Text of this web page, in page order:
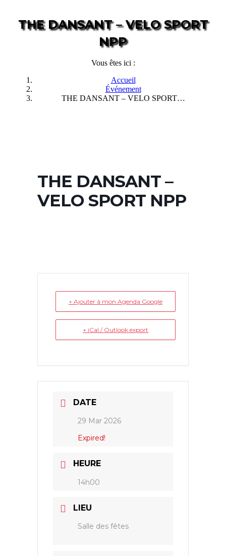
THE DANSANT – VELO SPORT
NPP
Vous êtes ici :
Accueil
Événement
THE DANSANT – VELO SPORT…
THE DANSANT –
VELO SPORT NPP
+ Ajouter à mon Agenda Google
+ iCal / Outlook export
DATE
29 Mar 2026
Expired!
HEURE
14h00
LIEU
Salle des fêtes